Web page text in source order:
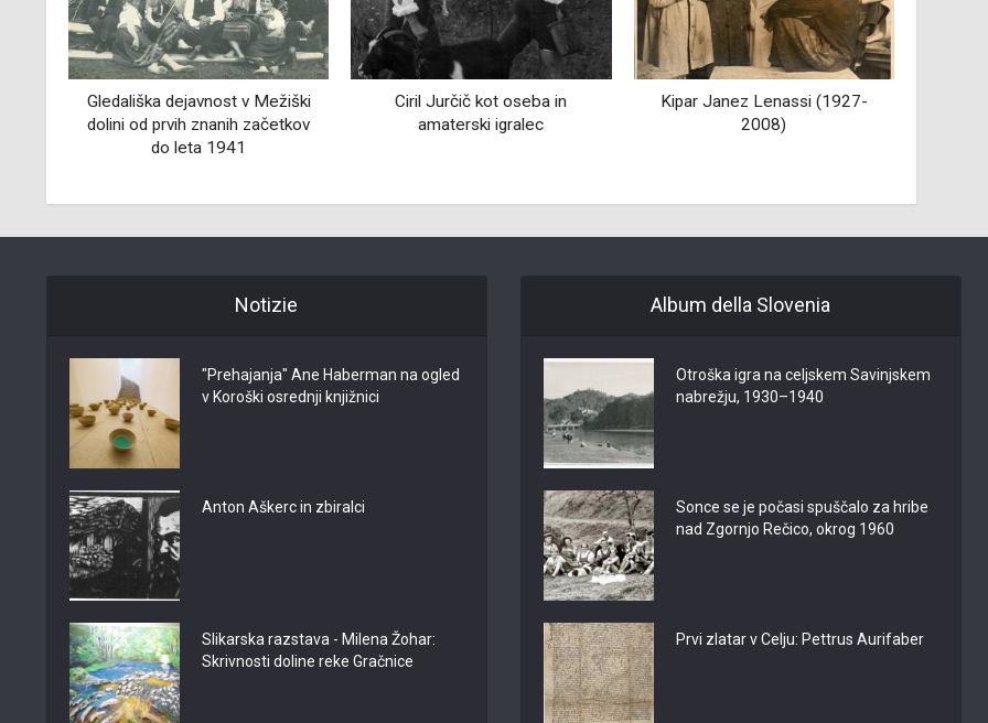
Ciril Jurčič kot oseba in
amaterski igralec
Kipar Janez Lenassi (1927-
2008)
Medvoška kultura
Notizie
"Prehajanja" Ane Haberman na ogled
v Koroški osrednji knjižnici
Anton Aškerc in zbiralci
Slikarska razstava - Milena Žohar:
Skrivnosti doline reke Gračnice
Album della Slovenia
Otroška igra na celjskem Savinjskem
nabrežju, 1930–1940
Sonce se je počasi spuščalo za hribe
nad Zgornjo Rečico, okrog 1960
Prvi zlatar v Celju: Pettrus Aurifaber